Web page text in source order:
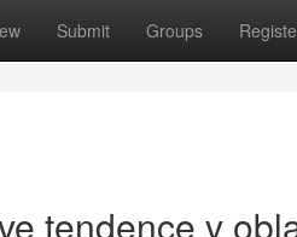
Submit Groups
tendence v